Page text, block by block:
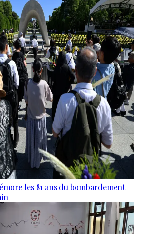
les 81 ans du bombardement